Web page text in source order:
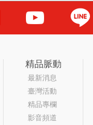
精品脈動
最新消息
臺灣活動
精品專欄
影音頻道